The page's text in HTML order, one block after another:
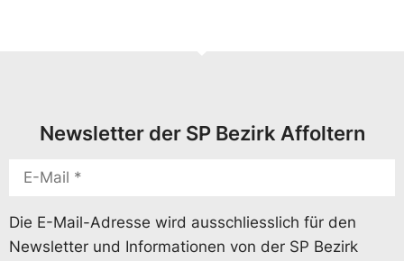
Newsletter der SP Bezirk Affoltern
Die E-Mail-Adresse wird ausschliesslich für den
Newsletter und Informationen von der SP Bezirk